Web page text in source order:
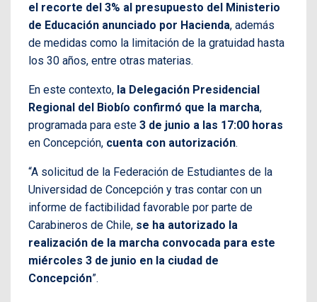
el recorte del 3% al presupuesto del Ministerio
de Educación anunciado por Hacienda, además
de medidas como la limitación de la gratuidad hasta
los 30 años, entre otras materias.
En este contexto, la Delegación Presidencial
Regional del Biobío confirmó que la marcha,
programada para este 3 de junio a las 17:00 horas
en Concepción, cuenta con autorización.
“A solicitud de la Federación de Estudiantes de la
Universidad de Concepción y tras contar con un
informe de factibilidad favorable por parte de
Carabineros de Chile, se ha autorizado la
realización de la marcha convocada para este
miércoles 3 de junio en la ciudad de
Concepción”.